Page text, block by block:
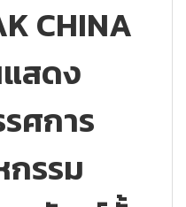
CHINA
สดง
ศการ
รรม